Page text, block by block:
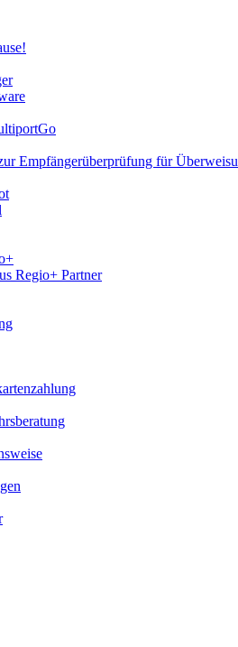
Empfängerüberprüfung für
Regio+ Partner